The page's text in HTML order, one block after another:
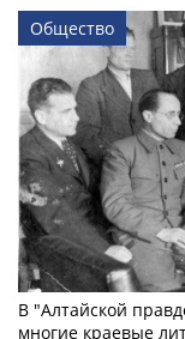
Общество
В "Алтайской
многие краевые